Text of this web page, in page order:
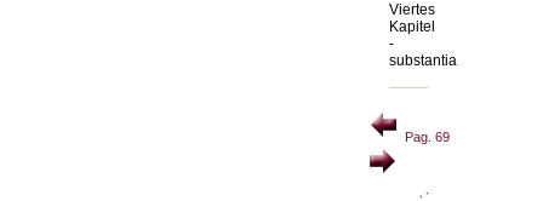
Viertes
Kapitel
-
substantia
Pag. 69